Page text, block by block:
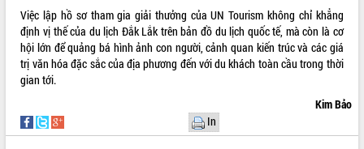
Lễ truy tặng danh hiệu “Bà Mẹ Việt
Nam Anh hùng” và trao Huân chương
Lao động
UBND tỉnh Đắk Lắk triển khai nhiệm
vụ 6 tháng cuối năm 2026
tỉnh khóa XI quyết nghị nhiều nội dung
ALBUM ẢNH
Việc lập hồ sơ tham gia giải thưởng của UN Tourism không chỉ khẳng
định vị thế của du lịch Đắk Lắk trên bản đồ du lịch quốc tế, mà còn là cơ
hội lớn để quảng bá hình ảnh con người, cảnh quan kiến trúc và các giá
trị văn hóa đặc sắc của địa phương đến với du khách toàn cầu trong thời
gian tới.
Kim Bảo
In